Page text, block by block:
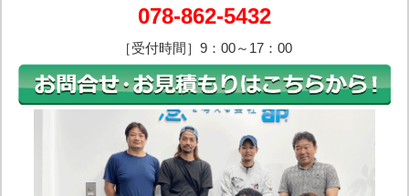
078-862-5432
［受付時間］9：00～17：00